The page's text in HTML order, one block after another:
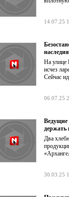
14.07.25
На улице
исчез
Сейчас
06.07.25
Ведущие
держать
Два
30.03.25